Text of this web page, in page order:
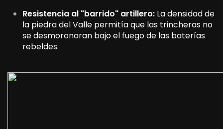
Resistencia al "barrido" artillero: La densidad de
la piedra del Valle permitía que las trincheras no
se desmoronaran bajo el fuego de las baterías
rebeldes.